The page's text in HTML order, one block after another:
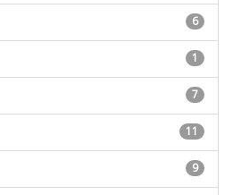
6
1
7
11
9